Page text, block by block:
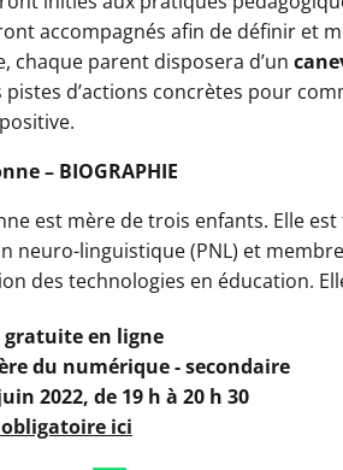
accompagnés afin de définir et
chaque parent disposera d’un
pistes d’actions concrètes pour
– BIOGRAPHIE
est mère de trois enfants. Elle
neuro-linguistique (PNL) et
des technologies en éducation.
gratuite en ligne
du numérique - secondaire
2022, de 19 h à 20 h 30
ici